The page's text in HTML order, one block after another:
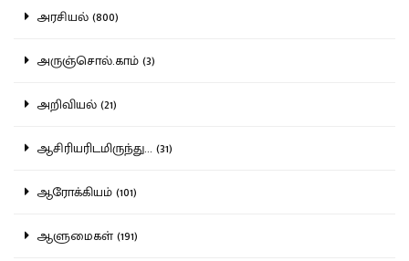
அரசியல் (800)
அருஞ்சொல்.காம் (3)
அறிவியல் (21)
ஆசிரியரிடமிருந்து... (31)
ஆரோக்கியம் (101)
ஆளுமைகள் (191)